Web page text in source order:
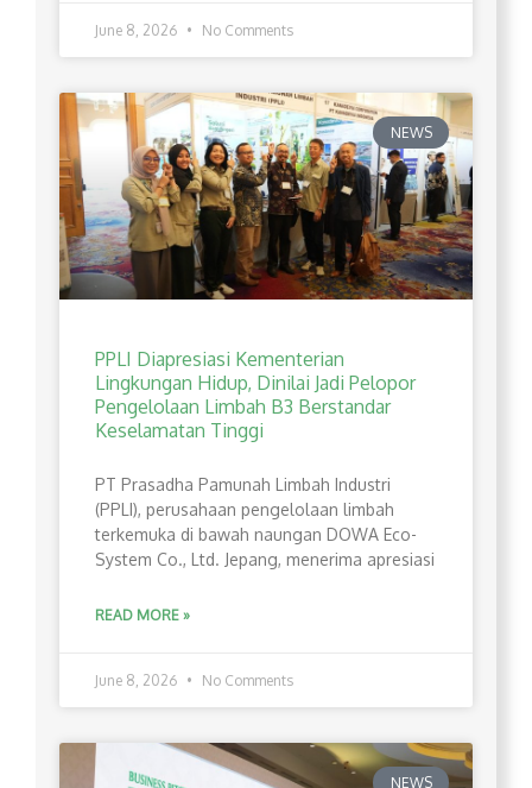
June 8, 2026 No Comments
NEWS
PPLI Diapresiasi Kementerian
Lingkungan Hidup, Dinilai Jadi Pelopor
Pengelolaan Limbah B3 Berstandar
Keselamatan Tinggi
PT Prasadha Pamunah Limbah Industri
(PPLI), perusahaan pengelolaan limbah
terkemuka di bawah naungan DOWA Eco-
System Co., Ltd. Jepang, menerima apresiasi
READ MORE »
June 8, 2026 No Comments
NEWS